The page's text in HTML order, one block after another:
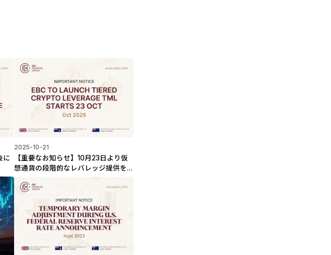
に
2025-10-21
【重要なお知らせ】10月23日より仮
想通貨の段階的なレバレッジ提供を実
施します